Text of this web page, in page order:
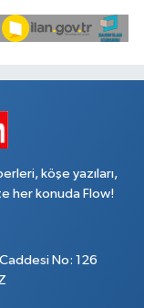
köşe yazıları,
her konuda Flow!
No: 126